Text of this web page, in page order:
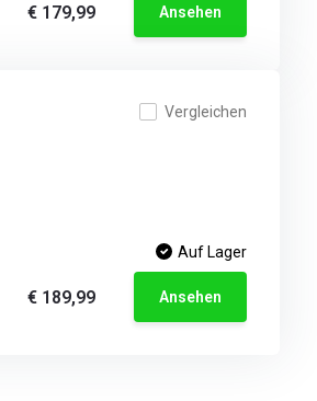
€ 179,99 Ansehen
Vergleichen
Auf Lager
€ 189,99 Ansehen